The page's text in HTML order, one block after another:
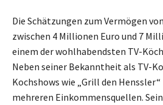
Die Schätzungen zum Vermögen
zwischen 4 Millionen Euro und 7
einem der wohlhabendsten TV-
Neben seiner Bekanntheit als TV-
Kochshows wie „Grill den
mehreren Einkommensquellen.